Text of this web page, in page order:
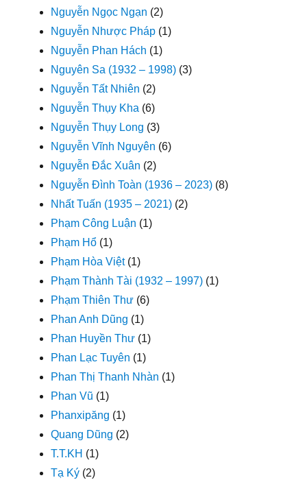
Nguyễn Ngọc Ngạn (2)
Nguyễn Nhược Pháp (1)
Nguyễn Phan Hách (1)
Nguyên Sa (1932 – 1998) (3)
Nguyễn Tất Nhiên (2)
Nguyễn Thụy Kha (6)
Nguyễn Thụy Long (3)
Nguyễn Vĩnh Nguyên (6)
Nguyễn Đắc Xuân (2)
Nguyễn Đình Toàn (1936 – 2023) (8)
Nhất Tuấn (1935 – 2021) (2)
Phạm Công Luận (1)
Phạm Hổ (1)
Phạm Hòa Việt(1)
Phạm Thành Tài (1932 – 1997) (1)
Phạm Thiên Thư (6)
Phan Anh Dũng (1)
Phan Huyền Thư (1)
Phan Lạc Tuyên (1)
Phan Thị Thanh Nhàn (1)
Phan Vũ (1)
Phanxipăng (1)
Quang Dũng (2)
T.T.KH (1)
Tạ Ký (2)